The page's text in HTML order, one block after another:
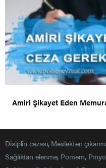
Amiri Şikayet Eden
Disiplin cezası, Meslekten
Sağlıktan elenme, Pomem, Pmyo